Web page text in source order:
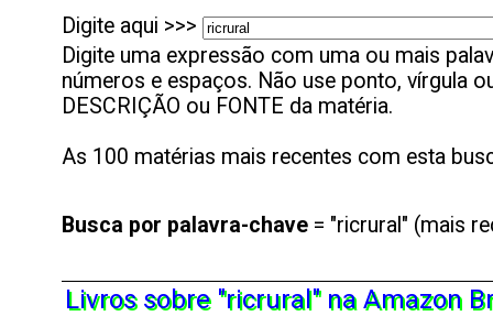
Digite aqui >>>
Digite uma expressão com uma ou mais
números e espaços. Não use ponto, vírgula
DESCRIÇÃO ou FONTE da matéria.
As 100 matérias mais recentes com esta
Busca por palavra-chave = "ricrural" (mais
Livros sobre "ricrural" na Amazon